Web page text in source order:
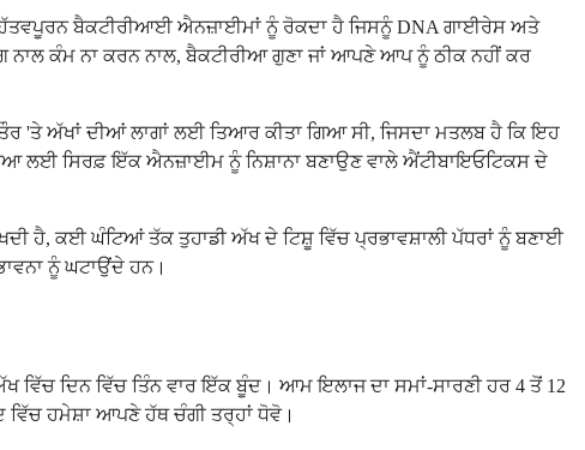
ਬੈਕਟੀਰੀਆਈ ਐਨਜ਼ਾਈਮਾਂ ਨੂੰ ਰੋਕਦਾ ਹੈ ਜਿਸਨੂੰ DNA ਗਾਈਰੇਸ ਅਤੇ
ਕੰਮ ਨਾ ਕਰਨ ਨਾਲ, ਬੈਕਟੀਰੀਆ ਗੁਣਾ ਜਾਂ ਆਪਣੇ ਆਪ ਨੂੰ ਠੀਕ ਨਹੀਂ ਕਰ
'ਤੇ ਅੱਖਾਂ ਦੀਆਂ ਲਾਗਾਂ ਲਈ ਤਿਆਰ ਕੀਤਾ ਗਿਆ ਸੀ, ਜਿਸਦਾ ਮਤਲਬ ਹੈ ਕਿ ਇਹ
ਲਈ ਸਿਰਫ਼ ਇੱਕ ਐਨਜ਼ਾਈਮ ਨੂੰ ਨਿਸ਼ਾਨਾ ਬਣਾਉਣ ਵਾਲੇ ਐਂਟੀਬਾਇਓਟਿਕਸ ਦੇ
ਹੈ, ਕਈ ਘੰਟਿਆਂ ਤੱਕ ਤੁਹਾਡੀ ਅੱਖ ਦੇ ਟਿਸ਼ੂ ਵਿੱਚ ਪ੍ਰਭਾਵਸ਼ਾਲੀ ਪੱਧਰਾਂ ਨੂੰ ਬਣਾਈ
ਨੂੰ ਘਟਾਉਂਦੇ ਹਨ।
ਵਿੱਚ ਦਿਨ ਵਿੱਚ ਤਿੰਨ ਵਾਰ ਇੱਕ ਬੂੰਦ। ਆਮ ਇਲਾਜ ਦਾ ਸਮਾਂ-ਸਾਰਣੀ ਹਰ 4 ਤੋਂ 12
ਹਮੇਸ਼ਾ ਆਪਣੇ ਹੱਥ ਚੰਗੀ ਤਰ੍ਹਾਂ ਧੋਵੋ।